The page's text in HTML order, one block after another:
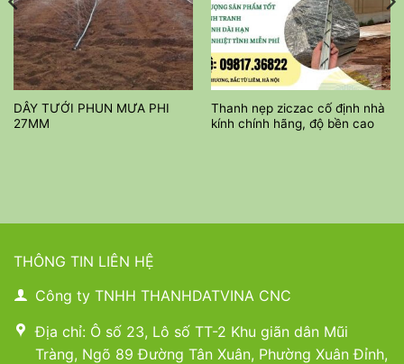
DÂY TƯỚI PHUN MƯA PHI
27MM
Thanh nẹp ziczac cố định nhà
kính chính hãng, độ bền cao
THÔNG TIN LIÊN HỆ
Công ty TNHH THANHDATVINA CNC
Địa chỉ: Ô số 23, Lô số TT-2 Khu giãn dân Mũi
Tràng, Ngõ 89 Đường Tân Xuân, Phường Xuân Đỉnh,